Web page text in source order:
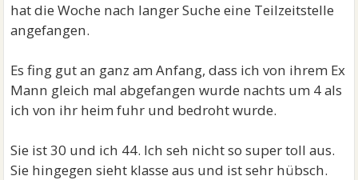
hat die Woche nach langer Suche eine Teilzeitstelle
angefangen.
Es fing gut an ganz am Anfang, dass ich von ihrem Ex
Mann gleich mal abgefangen wurde nachts um 4 als
ich von ihr heim fuhr und bedroht wurde.
Sie ist 30 und ich 44. Ich seh nicht so super toll aus.
Sie hingegen sieht klasse aus und ist sehr hübsch.